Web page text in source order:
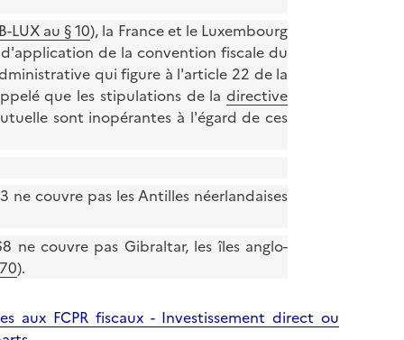
LUX au § 10), la France et le Luxembourg
de la convention fiscale du
qui figure à l'article 22 de la
que les stipulations de ladirective
sont inopérantes à l'égard de ces
ne couvre pas les Antilles néerlandaises
couvre pas Gibraltar, les îles anglo-
).
aux FCPR fiscaux - Investissement direct ou